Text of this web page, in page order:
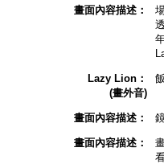
畫面內容描述：
Lazy Lion：
(畫外音)
畫面內容描述：
畫面內容描述：